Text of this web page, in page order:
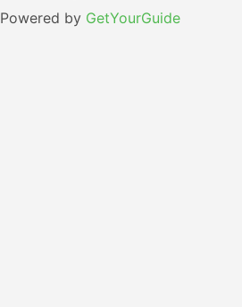
Powered by GetYourGuide